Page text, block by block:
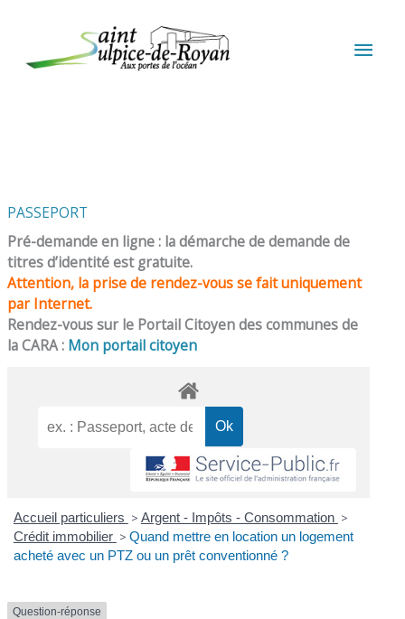
PASSEPORT
Pré-demande en ligne : la démarche de demande de
titres d’identité est gratuite.
Attention, la prise de rendez-vous se fait uniquement
par Internet.
Rendez-vous sur le Portail Citoyen des communes de
la CARA : Mon portail citoyen
Accueil particuliers > Argent - Impôts - Consommation >
Crédit immobilier > Quand mettre en location un logement
acheté avec un PTZ ou un prêt conventionné ?
Question-réponse